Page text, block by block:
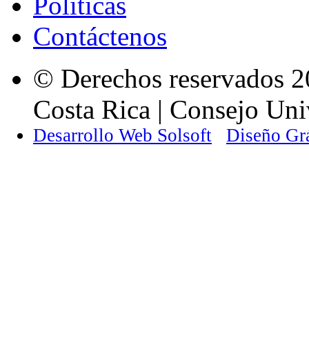
Contáctenos
© Derechos reservados
Costa Rica | Consejo
Desarrollo Web Solsoft Diseño